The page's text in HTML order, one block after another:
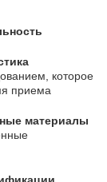
которое
приема
материалы